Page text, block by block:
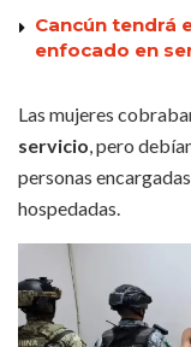
Cancún tendrá
enfocado en
Las mujeres
servicio, pero
personas
hospedadas.